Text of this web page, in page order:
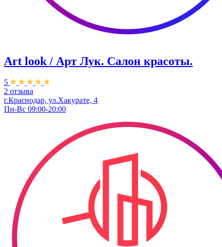
Art look / Арт Лук. Салон красоты.
5
2 отзыва
г.Краснодар, ул.Хакурате, 4
Пн-Вс 09:00-20:00